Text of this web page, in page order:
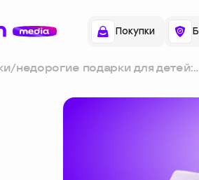
Покупки
/недорогие подарки для детей:
школьников